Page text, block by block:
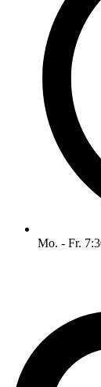
Mo. - Fr.